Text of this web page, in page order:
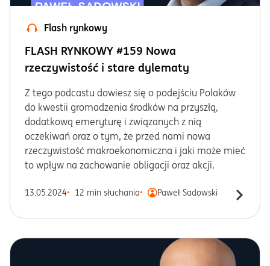
Flash rynkowy
FLASH RYNKOWY #159 Nowa
rzeczywistość i stare dylematy
Z tego podcastu dowiesz się o podejściu Polaków
do kwestii gromadzenia środków na przyszłą,
dodatkową emeryturę i związanych z nią
oczekiwań oraz o tym, że przed nami nowa
rzeczywistość makroekonomiczna i jaki może mieć
to wpływ na zachowanie obligacji oraz akcji.
13.05.2024 12 min słuchania Paweł Sadowski